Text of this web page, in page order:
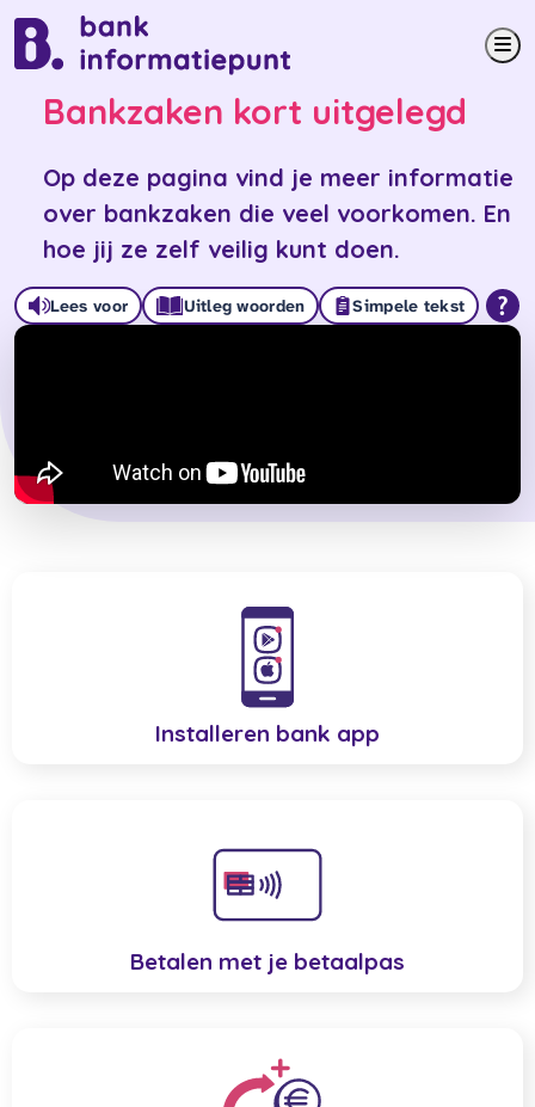
Bankzaken kort uitgelegd
Op deze pagina vind je meer informatie
over bankzaken die veel voorkomen. En
hoe jij ze zelf veilig kunt doen.
Lees voor Uitleg woorden Simpele tekst
Installeren bank app
Betalen met je betaalpas